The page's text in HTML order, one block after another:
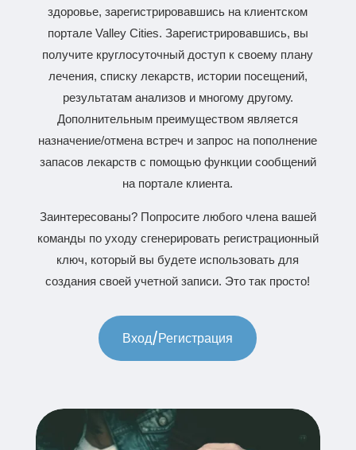
здоровье, зарегистрировавшись на клиентском
портале Valley Cities. Зарегистрировавшись, вы
получите круглосуточный доступ к своему плану
лечения, списку лекарств, истории посещений,
результатам анализов и многому другому.
Дополнительным преимуществом является
назначение/отмена встреч и запрос на пополнение
запасов лекарств с помощью функции сообщений
на портале клиента.
Заинтересованы? Попросите любого члена вашей
команды по уходу сгенерировать регистрационный
ключ, который вы будете использовать для
создания своей учетной записи. Это так просто!
Вход/Регистрация